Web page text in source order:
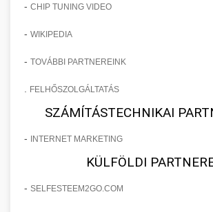
- CHIP TUNING VIDEO
- WIKIPEDIA
- TOVÁBBI PARTNEREINK
FELHŐSZOLGÁLTATÁS
SZÁMÍTÁSTECHNIKAI
- INTERNET MARKETING
KÜLFÖLDI
- SELFESTEEM2GO.COM